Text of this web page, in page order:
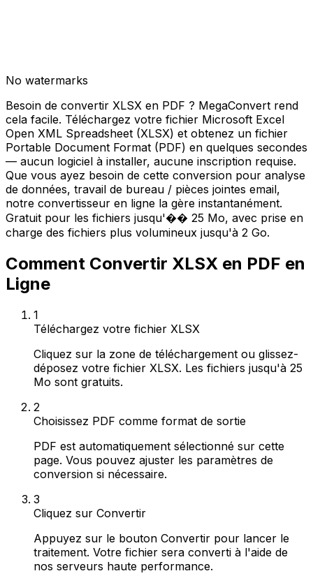
No watermarks
Besoin de convertir XLSX en PDF ? MegaConvert rend
cela facile. Téléchargez votre fichier Microsoft Excel
Open XML Spreadsheet (XLSX) et obtenez un fichier
Portable Document Format (PDF) en quelques secondes
— aucun logiciel à installer, aucune inscription requise.
Que vous ayez besoin de cette conversion pour analyse
de données, travail de bureau / pièces jointes email,
notre convertisseur en ligne la gère instantanément.
Gratuit pour les fichiers jusqu'�� 25 Mo, avec prise en
charge des fichiers plus volumineux jusqu'à 2 Go.
Comment Convertir XLSX en PDF en
Ligne
1
Téléchargez votre fichier XLSX
Cliquez sur la zone de téléchargement ou glissez-
déposez votre fichier XLSX. Les fichiers jusqu'à 25
Mo sont gratuits.
2
Choisissez PDF comme format de sortie
PDF est automatiquement sélectionné sur cette
page. Vous pouvez ajuster les paramètres de
conversion si nécessaire.
3
Cliquez sur Convertir
Appuyez sur le bouton Convertir pour lancer le
traitement. Votre fichier sera converti à l'aide de
nos serveurs haute performance.